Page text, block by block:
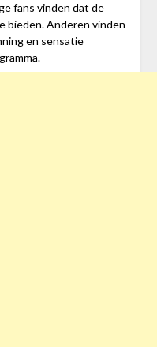
fans vinden dat de
bieden. Anderen vinden
en sensatie